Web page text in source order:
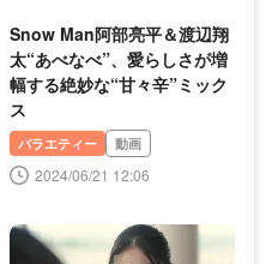
Snow Man阿部亮平＆渡辺翔
太“あべなべ”、愛らしさが増
幅する絶妙な“甘々辛”ミック
ス
バラエティー 動画
2024/06/21 12:06